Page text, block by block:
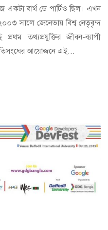
বার্থ ডে পার্টিও ছিল। এখন
সালে জেনেভায় বিশ্ব নেতৃবৃন্দ
তথ্যপ্রযুক্তির জীবন-ব্যাপী
আয়োজনে এই...